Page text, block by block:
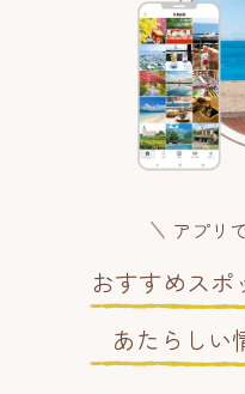
アプリ
おすすめスポ
あたらしい